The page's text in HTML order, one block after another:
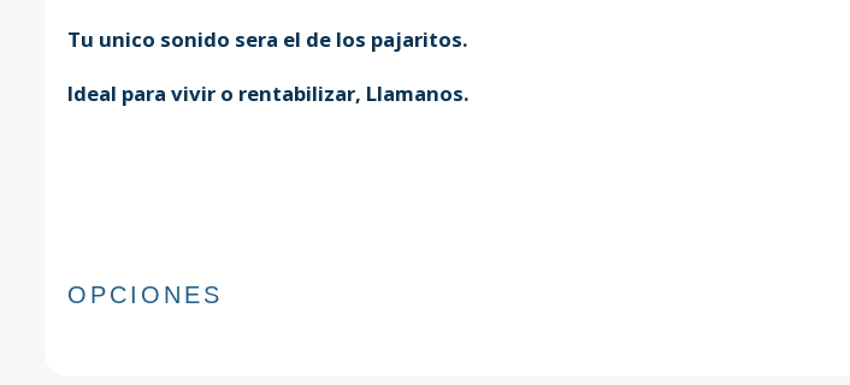
Tu unico sonido sera el de los pajaritos.
Ideal para vivir o rentabilizar, Llamanos.
OPCIONES